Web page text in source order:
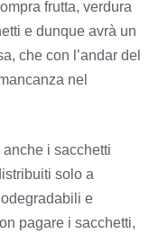
frutta, verdura
e dunque avrà un
che con l’andar del
nel
i sacchetti
solo a
e
pagare i sacchetti,